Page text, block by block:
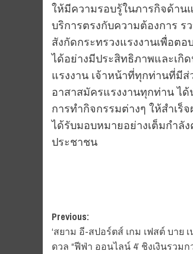
ให้มีความรอบรู้ในภารกิจด้าน
บริการตรงกับความต้องการ
สังกัดกระทรวงแรงงานเพื่อต
ได้อย่างมีประสิทธิภาพและเ
แรงงาน เจ้าหน้าที่ทุกท่านที่มีส่
อาสาสมัครแรงงานทุกท่าน ไ
การทำกิจกรรมต่างๆ ให้สำเร็
ได้รับมอบหมายอย่างเต็มกำลั
ประชาชน
Post
navigation
Previous:
‘สยาม อี-สปอร์ตส์ เกม เฟสต์ บาย
ดวล “ฟีฟ่า ออนไลน์ 4’ ชิงเงินรวมก